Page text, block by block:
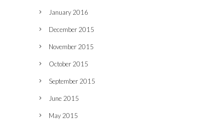
January 2016
December 2015
November 2015
October 2015
September 2015
June 2015
May 2015